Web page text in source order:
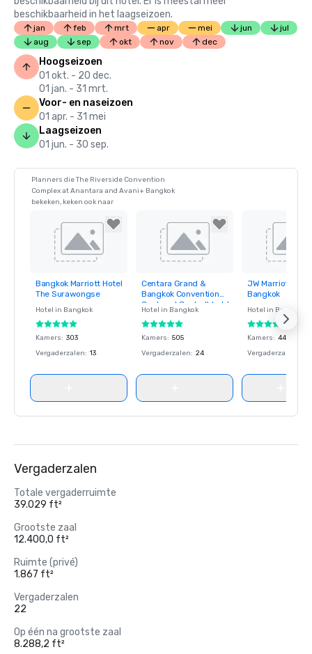
beschikbaarheid in het laagseizoen.
jan feb mrt apr mei jun
jul
aug
sep okt nov dec
Hoogseizoen
01 okt. - 20 dec.
01 jan. - 31 mrt.
Voor- en naseizoen
01 apr. - 31 mei
Laagseizoen
01 jun. - 30 sep.
Planners die The Riverside Convention
Complex at Anantara and Avani+ Bangkok
bekeken, keken ook naar
Removed from
favorites
Bangkok Marriott Hotel
The Surawongse
Hotel in Bangkok
Kamers: 303
Vergaderzalen: 13
Removed from
favorites
Centara Grand &
Bangkok Convention
Centre at CentralWorld
Hotel in Bangkok
Kamers: 505
Vergaderzalen: 24
Removed
favorites
JW Marriott
Bangkok
Hotel in Bangkok
Kamers: 441
Vergaderzalen
Vergaderzalen
Totale vergaderruimte
39.029 ft²
Grootste zaal
12.400,0 ft²
Ruimte (privé)
1.867 ft²
Vergaderzalen
22
Op één na grootste zaal
8.288,2 ft²